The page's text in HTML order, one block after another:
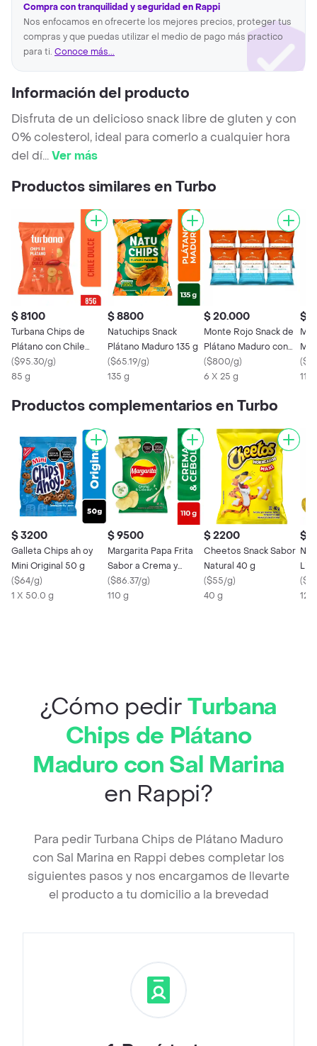
Compra con tranquilidad y seguridad en Rappi
Nos enfocamos en ofrecerte los mejores precios, proteger tus
compras y que puedas utilizar el medio de pago más practico
para ti. Conoce más...
Información del producto
Disfruta de un delicioso snack libre de gluten y con
0% colesterol, ideal para comerlo a cualquier hora
del dí...Ver más
Productos similares en Turbo
$ 8100
Turbana Chips de
Plátano con Chile
Dulce
($95.30/g)
85 g
$ 8800
Natuchips Snack
Plátano Maduro 135 g
($65.19/g)
135 g
$ 20.000
Monte Rojo Snack de
Plátano Maduro con
Sal Marina
($800/g)
6 X 25 g
$
(
110
Productos complementarios en Turbo
$ 3200
Galleta Chips ah oy
Mini Original 50 g
($64/g)
1 X 50.0 g
$ 9500
Margarita Papa Frita
Sabor a Crema y
Cebolla 110 g
($86.37/g)
110 g
$ 2200
Cheetos Snack Sabor
Natural 40 g
($55/g)
40 g
$
(
120
¿Cómo pedirTurbana
Chips de Plátano
Maduro con Sal Marina
en Rappi?
Para pedir Turbana Chips de Plátano Maduro
con Sal Marina en Rappi debes completar los
siguientes pasos y nos encargamos de llevarte
el producto a tu domicilio a la brevedad